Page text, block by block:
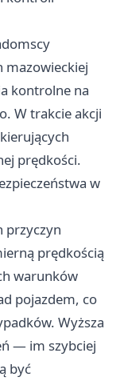
mazowieckiej
kontrolne na
W trakcie akcji
prędkości.
w
przyczyn
prędkością
warunków
pojazdem, co
Wyższa
— im szybciej
być